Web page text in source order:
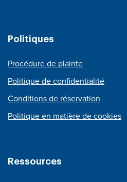
Politiques
Procédure de plainte
Politique de confidentialité
Conditions de réservation
Politique en matière de cookies
Ressources